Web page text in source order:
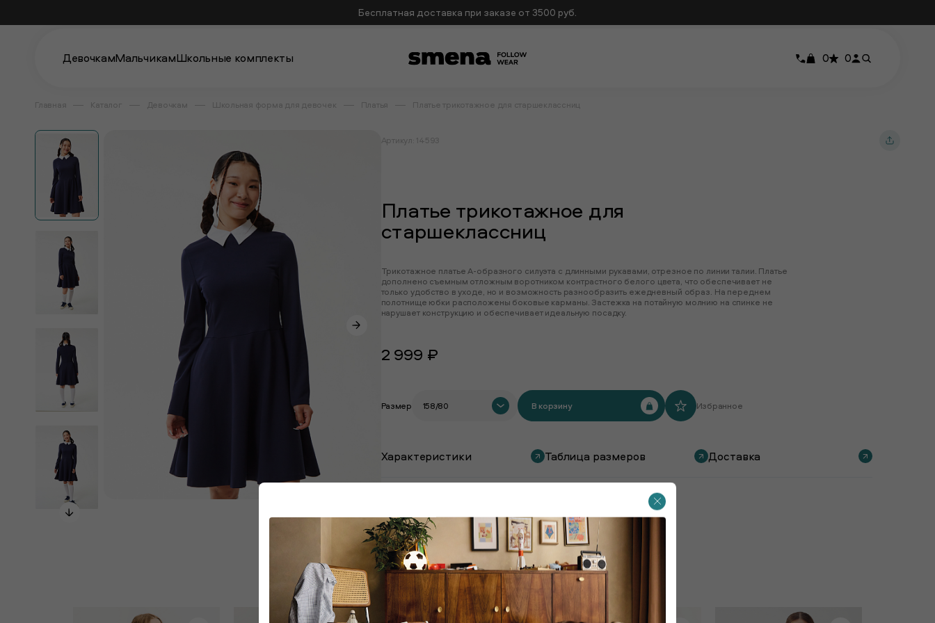
Бесплатная доставка при заказе от 3500 руб.
ДевочкамМальчикамШкольные комплекты 0 0
Главная Каталог Девочкам Школьная форма для девочек Платья Платье трикотажное для старшеклассниц
Артикул: 14593
Платье трикотажное для
старшеклассниц
Трикотажное платье А-образного силуэта с длинными рукавами, отрезное по линии талии. Платье
дополнено съемным отложным воротником контрастного белого цвета, что обеспечивает не
только удобство в уходе, но и возможность разнообразить ежедневный образ. На переднем
полотнище юбки расположены боковые карманы. Застежка на потайную молнию на спинке не
нарушает конструкцию и обеспечивает идеальную посадку.
2 999 ₽
Размер 158/80 В корзину Избранное
Характеристики Таблица размеров Доставка
Покупают вместе с этим товаром